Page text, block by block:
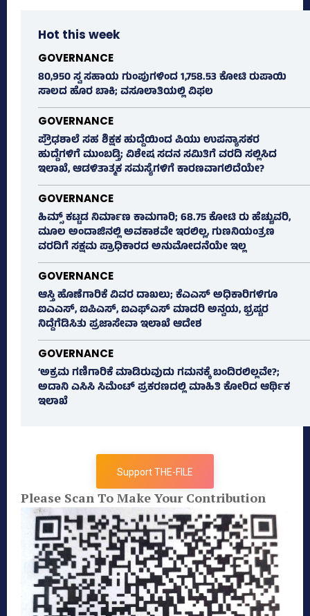
Hot this week
GOVERNANCE
80,950 ಸ್ವ ಸಹಾಯ ಗುಂಪುಗಳಿಂದ 1,758.53 ಕೋಟಿ ರುಪಾಯಿ
ಸಾಲದ ಹೊರ ಬಾಕಿ; ವಸೂಲಾತಿಯಲ್ಲಿ ವಿಫಲ
GOVERNANCE
ಪ್ರೌಢಶಾಲೆ ಸಹ ಶಿಕ್ಷಕ ಹುದ್ದೆಯಿಂದ ಪಿಯು ಉಪನ್ಯಾಸಕರ
ಹುದ್ದೆಗಳಿಗೆ ಮುಂಬಡ್ತಿ; ವಿಶೇಷ ಸದನ ಸಮಿತಿಗೆ ವರದಿ ಸಲ್ಲಿಸಿದ
ಇಲಾಖೆ, ಆಡಳಿತಾತ್ಮಕ ಸಮಸ್ಯೆಗಳಿಗೆ ಕಾರಣವಾಗಲಿದೆಯೇ?
GOVERNANCE
ಹಿಮ್ಸ್‌ ಕಟ್ಟಡ ನಿರ್ಮಾಣ ಕಾಮಗಾರಿ; 68.75 ಕೋಟಿ ರು ಹೆಚ್ಚುವರಿ,
ಮೂಲ ಅಂದಾಜಿನಲ್ಲಿ ಅವಕಾಶವೇ ಇರಲಿಲ್ಲ, ಗುಣನಿಯಂತ್ರಣ
ವರದಿಗೆ ಸಕ್ಷಮ ಪ್ರಾಧಿಕಾರದ ಅನುಮೋದನೆಯೇ ಇಲ್ಲ
GOVERNANCE
ಆಸ್ತಿ ಹೊಣೆಗಾರಿಕೆ ವಿವರ ದಾಖಲು; ಕೆಎಎಸ್ ಅಧಿಕಾರಿಗಳಿಗೂ
ಐಎಎಸ್‌, ಐಪಿಎಸ್‌, ಐಎಫ್‌ಎಸ್‌ ಮಾದರಿ ಅನ್ವಯ, ಭ್ರಷ್ಟರ
ನಿದ್ದೆಗೆಡಿಸಿತು ಪ್ರಜಾಸೇವಾ ಇಲಾಖೆ ಆದೇಶ
GOVERNANCE
‘ಅಕ್ರಮ ಗಣಿಗಾರಿಕೆ ಮಾಡಿರುವುದು ಗಮನಕ್ಕೆ ಬಂದಿರಲಿಲ್ಲವೇ?;
ಅದಾನಿ ಎಸಿಸಿ ಸಿಮೆಂಟ್ ಪ್ರಕರಣದಲ್ಲಿ ಮಾಹಿತಿ ಕೋರಿದ ಆರ್ಥಿಕ
ಇಲಾಖೆ
Support THE-FILE
Please Scan To Make Your Contribution